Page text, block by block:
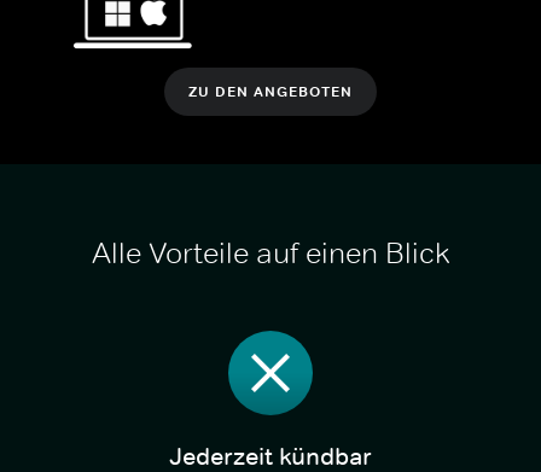
ZU DEN ANGEBOTEN
Alle Vorteile auf einen Blick
Jederzeit kündbar